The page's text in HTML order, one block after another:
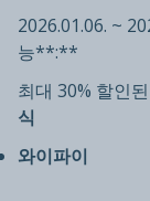
2026.01.06. ~
능**:**
최대 30% 할인
식
와이파이